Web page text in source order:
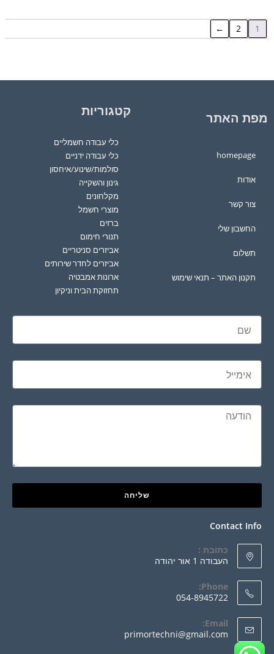
1
2
←
מפת האתר
homepage
אודות
צור קשר
החשבון שלי
תשלום
תקנון האתר – תנאי שימוש
קטגוריות
כלי עבודה חשמליים
כלי עבודה ידניים
סולמות/שינוע/איחסון
גינון והשקייה
מקלחונים
מוצרי חשמל
ברזים
תנורי חימום
אביזרים סניטריים
אביזרים לחדר שירותים
ארונות אמבטיה
תחזוקת הבית וניקיון
שליחה
Contact Info
כתובת :
העבודה 1 אור יהודה
Phone:
054-8945722
Email:
primortechni@gmail.com